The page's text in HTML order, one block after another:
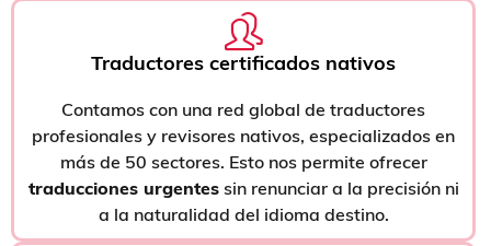
Traductores certificados nativos
Contamos con una red global de traductores
profesionales y revisores nativos, especializados en
más de 50 sectores. Esto nos permite ofrecer
traducciones urgentessin renunciar a la precisión ni
a la naturalidad del idioma destino.